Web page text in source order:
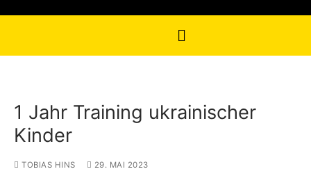
1 Jahr Training ukrainischer
Kinder
TOBIAS HINS 29. MAI 2023